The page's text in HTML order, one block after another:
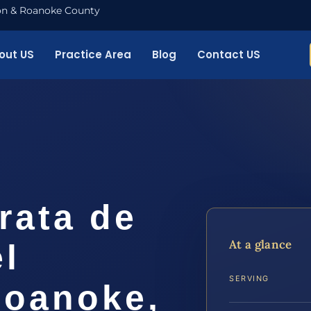
& Roanoke County
US Practice Area Blog Contact US
de
At a glance
SERVING